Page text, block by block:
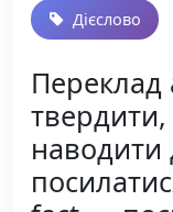
Дієслово
Переклад
твердити,
наводити